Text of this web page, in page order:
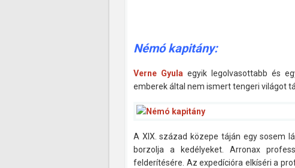
Némó kapitány:
Verne Gyula egyik legolvasottabb és
emberek által nem ismert tengeri világot
A XIX. század közepe táján egy sosem
borzolja a kedélyeket. Arronax
felderítésére. Az expedícióra elkíséri a